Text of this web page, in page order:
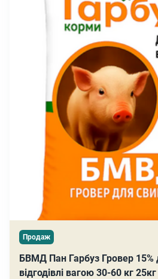
Продаж
БВМД Пан Гарбуз Гровер 15%
відгодівлі вагою 30-60 кг 25кг